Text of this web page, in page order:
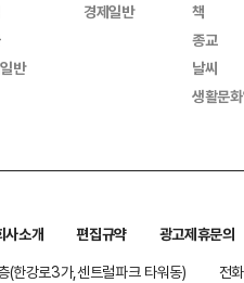
반
경제일반
책
종교
날씨
생활문
사소개 편집규약
광고제휴문의
(한강로3가,센트럴파크 타워동)
전